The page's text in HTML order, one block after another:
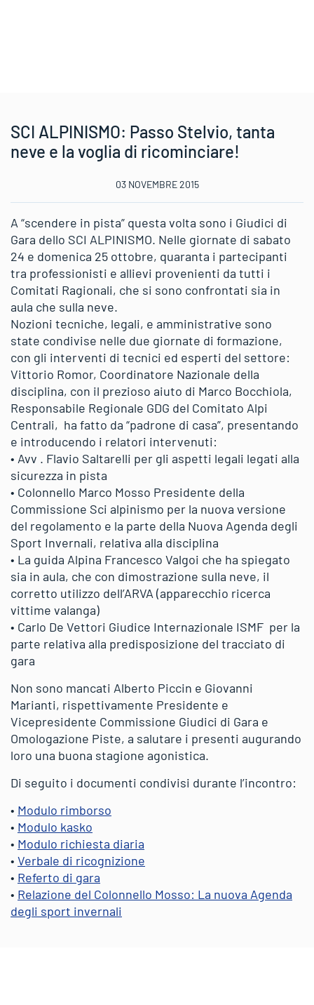
SCI ALPINISMO: Passo Stelvio, tanta
neve e la voglia di ricominciare!
03 NOVEMBRE 2015
A “scendere in pista” questa volta sono i Giudici di
Gara dello SCI ALPINISMO. Nelle giornate di sabato
24 e domenica 25 ottobre, quaranta i partecipanti
tra professionisti e allievi provenienti da tutti i
Comitati Ragionali, che si sono confrontati sia in
aula che sulla neve.
Nozioni tecniche, legali, e amministrative sono
state condivise nelle due giornate di formazione,
con gli interventi di tecnici ed esperti del settore:
Vittorio Romor, Coordinatore Nazionale della
disciplina, con il prezioso aiuto di Marco Bocchiola,
Responsabile Regionale GDG del Comitato Alpi
Centrali, ha fatto da “padrone di casa”, presentando
e introducendo i relatori intervenuti:
• Avv . Flavio Saltarelli per gli aspetti legali legati alla
sicurezza in pista
• Colonnello Marco Mosso Presidente della
Commissione Sci alpinismo per la nuova versione
del regolamento e la parte della Nuova Agenda degli
Sport Invernali, relativa alla disciplina
• La guida Alpina Francesco Valgoi che ha spiegato
sia in aula, che con dimostrazione sulla neve, il
corretto utilizzo dell’ARVA (apparecchio ricerca
vittime valanga)
• Carlo De Vettori Giudice Internazionale ISMF per la
parte relativa alla predisposizione del tracciato di
gara
Non sono mancati Alberto Piccin e Giovanni
Marianti, rispettivamente Presidente e
Vicepresidente Commissione Giudici di Gara e
Omologazione Piste, a salutare i presenti augurando
loro una buona stagione agonistica.
Di seguito i documenti condivisi durante l’incontro:
• Modulo rimborso
• Modulo kasko
• Modulo richiesta diaria
• Verbale di ricognizione
• Referto di gara
• Relazione del Colonnello Mosso: La nuova Agenda
degli sport invernali